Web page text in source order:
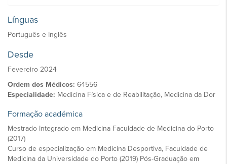
Línguas
Português e Inglês
Desde
Fevereiro 2024
Ordem dos Médicos: 64556
Especialidade: Medicina Física e de Reabilitação, Medicina da Dor
Formação académica
Mestrado Integrado em Medicina Faculdade de Medicina do Porto
(2017)
Curso de especialização em Medicina Desportiva, Faculdade de
Medicina da Universidade do Porto (2019) Pós-Graduação em